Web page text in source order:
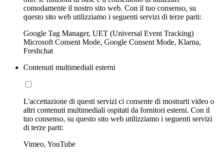
comodamente il nostro sito web. Con il tuo consenso, su
questo sito web utilizziamo i seguenti servizi di terze parti:
Google Tag Manager, UET (Universal Event Tracking)
Microsoft Consent Mode, Google Consent Mode, Klarna,
Freshchat
Contenuti multimediali esterni
L'accettazione di questi servizi ci consente di mostrarti video o
altri contenuti multimediali ospitati da fornitori esterni. Con il
tuo consenso, su questo sito web utilizziamo i seguenti servizi
di terze parti:
Vimeo, YouTube